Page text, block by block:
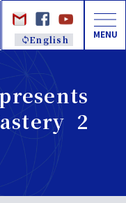
MENU
English
2